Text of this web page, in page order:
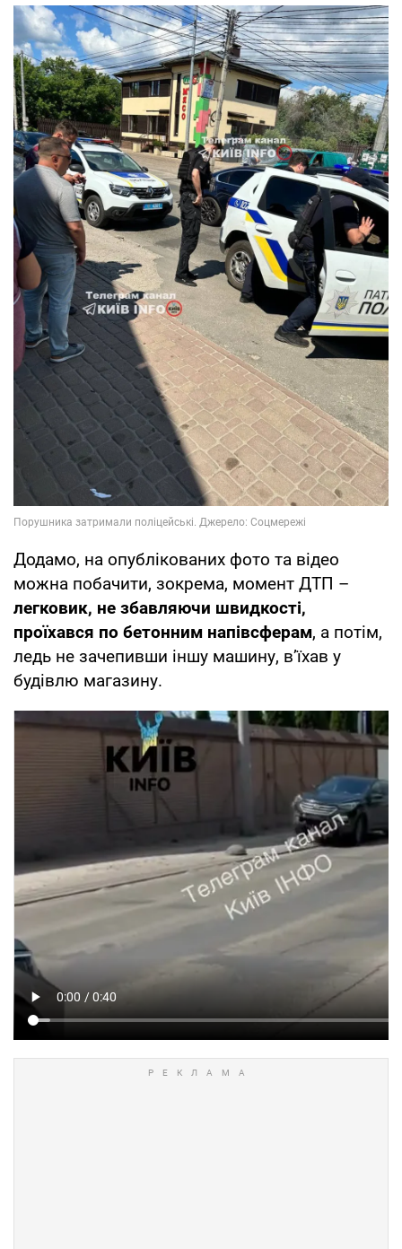
Додамо, на опублікованих фото та відео
можна побачити, зокрема, момент ДТП –
легковик, не збавляючи швидкості,
проїхався по бетонним напівсферам, а потім,
ледь не зачепивши іншу машину, в’їхав у
будівлю магазину.